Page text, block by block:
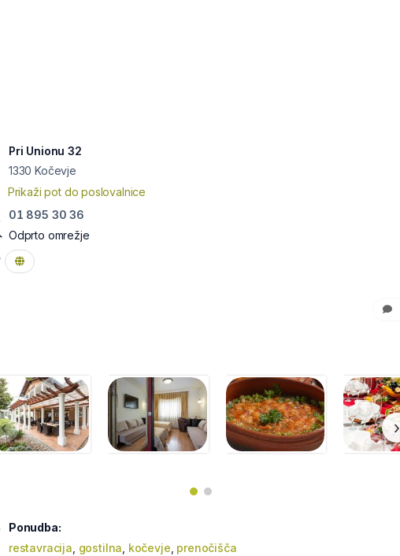
Pri Unionu 32
1330 Kočevje
Prikaži pot do poslovalnice
01 895 30 36
Odprto omrežje
‹ ›
Ponudba:
restavracija gostilna kočevje prenočišča